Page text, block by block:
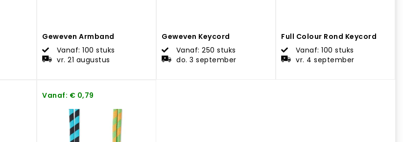
Geweven Armband
Vanaf: 100 stuks
vr. 21 augustus
Geweven Keycord
Vanaf: 250 stuks
do. 3 september
Full Colour Rond Keycord
Vanaf: 100 stuks
vr. 4 september
Vanaf: € 0,79